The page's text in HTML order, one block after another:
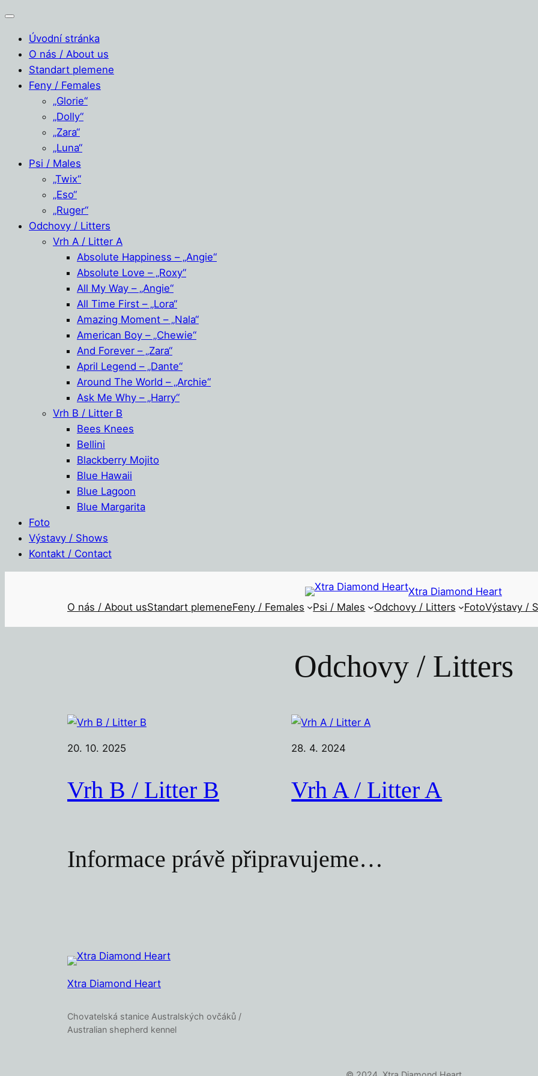
Úvodní stránka
O nás / About us
Standart plemene
Feny / Females
„Glorie“
„Dolly“
„Zara“
„Luna“
Psi / Males
„Twix“
„Eso“
„Ruger“
Odchovy / Litters
Vrh A / Litter A
Absolute Happiness – „Angie“
Absolute Love – „Roxy“
All My Way – „Angie“
All Time First – „Lora“
Amazing Moment – „Nala“
American Boy – „Chewie“
And Forever – „Zara“
April Legend – „Dante“
Around The World – „Archie“
Ask Me Why – „Harry“
Vrh B / Litter B
Bees Knees
Bellini
Blackberry Mojito
Blue Hawaii
Blue Lagoon
Blue Margarita
Foto
Výstavy / Shows
Kontakt / Contact
Xtra Diamond Heart
O nás / About usStandart plemeneFeny / Females Psi / Males Odchovy / Litters FotoVýstavy /
Odchovy / Litters
20. 10. 2025
Vrh B / Litter B
28. 4. 2024
Vrh A / Litter A
Informace právě připravujeme…
Xtra Diamond Heart
Chovatelská stanice Australských ovčáků /
Australian shepherd kennel